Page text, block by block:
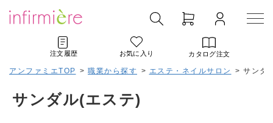
注文履歴 お気に入り カタログ注文
アンファミエTOP > 職業から探す > エステ・ネイルサロン > サンダ
サンダル(エステ)